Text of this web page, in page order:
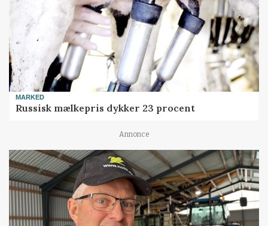
MARKED
Russisk mælkepris dykker 23 procent
Annonce